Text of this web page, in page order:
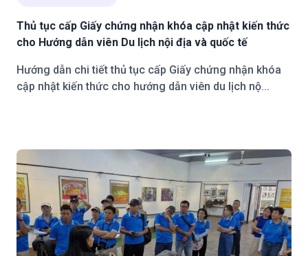
Thủ tục cấp Giấy chứng nhận khóa cập nhật kiến thức
cho Hướng dẫn viên Du lịch nội địa và quốc tế
Hướng dẫn chi tiết thủ tục cấp Giấy chứng nhận khóa
cập nhật kiến thức cho hướng dẫn viên du lịch nộ...